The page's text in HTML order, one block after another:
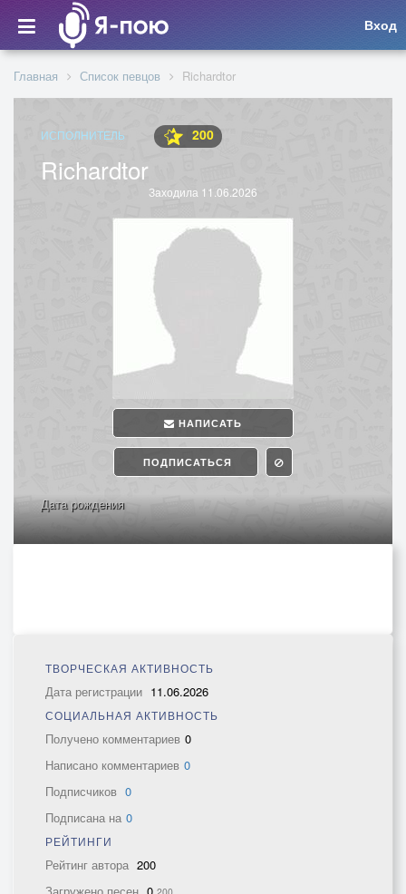
Вход
Главная Список певцов Richardtor
ИСПОЛНИТЕЛЬ 200
Richardtor
Заходила 11.06.2026
НАПИСАТЬ
ПОДПИСАТЬСЯ
Дата рождения
ТВОРЧЕСКАЯ АКТИВНОСТЬ
Дата регистрации 11.06.2026
СОЦИАЛЬНАЯ АКТИВНОСТЬ
Получено комментариев 0
Написано комментариев 0
Подписчиков 0
Подписана на 0
РЕЙТИНГИ
Рейтинг автора 200